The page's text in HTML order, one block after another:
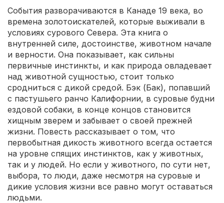
События разворачиваются в Канаде 19 века, во
времена золотоискателей, которые выживали в
условиях сурового Севера. Эта книга о
внутренней силе, достоинстве, животном начале
и верности. Она показывает, как сильны
первичные инстинкты, и как природа овладевает
над животной сущностью, стоит только
сродниться с дикой средой. Бэк (Бак), попавший
с пастушьего ранчо Калифорнии, в суровые будни
ездовой собаки, в конце концов становится
хищным зверем и забывает о своей прежней
жизни. Повесть рассказывает о том, что
первобытная дикость животного всегда остается
на уровне спящих инстинктов, как у животных,
так и у людей. Но если у животного, по сути нет,
выбора, то люди, даже несмотря на суровые и
дикие условия жизни все равно могут оставаться
людьми.